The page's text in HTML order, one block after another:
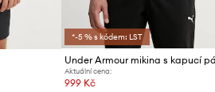
*-5 % s kódem: LST
Aktuální cena:
999 Kč